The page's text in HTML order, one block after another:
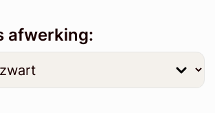
afwerking: